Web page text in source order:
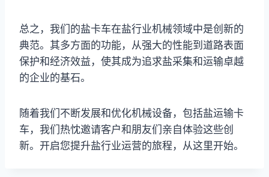
总之，我们的盐卡车在盐行业机械领域中是创新的
典范。其多方面的功能，从强大的性能到道路表面
保护和经济效益，使其成为追求盐采集和运输卓越
的企业的基石。
随着我们不断发展和优化机械设备，包括盐运输卡
车，我们热忱邀请客户和朋友们亲自体验这些创
新。开启您提升盐行业运营的旅程，从这里开始。